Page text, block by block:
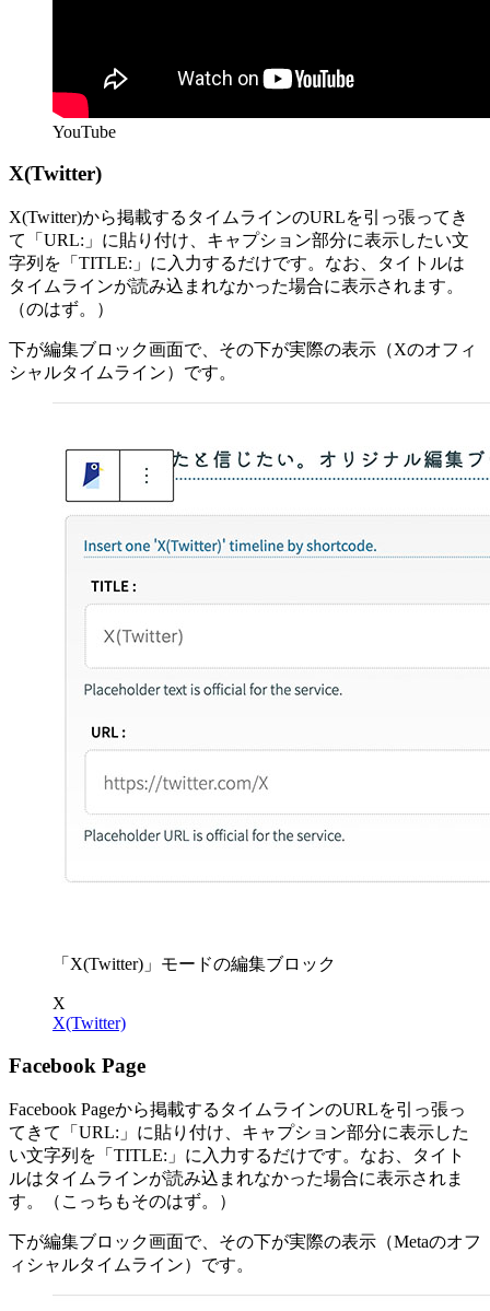
YouTube
X(Twitter)
X(Twitter)から掲載するタイムラインのURLを引っ張ってき
て「URL:」に貼り付け、キャプション部分に表示したい文
字列を「TITLE:」に入力するだけです。なお、タイトルは
タイムラインが読み込まれなかった場合に表示されます。
（のはず。）
下が編集ブロック画面で、その下が実際の表示（Xのオフィ
シャルタイムライン）です。
「X(Twitter)」モードの編集ブロック
X
X(Twitter)
Facebook Page
Facebook Pageから掲載するタイムラインのURLを引っ張っ
てきて「URL:」に貼り付け、キャプション部分に表示した
い文字列を「TITLE:」に入力するだけです。なお、タイト
ルはタイムラインが読み込まれなかった場合に表示されま
す。（こっちもそのはず。）
下が編集ブロック画面で、その下が実際の表示（Metaのオフ
ィシャルタイムライン）です。